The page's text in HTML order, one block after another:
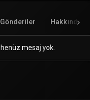
Gönderiler Hakkında
henüz mesaj yok.